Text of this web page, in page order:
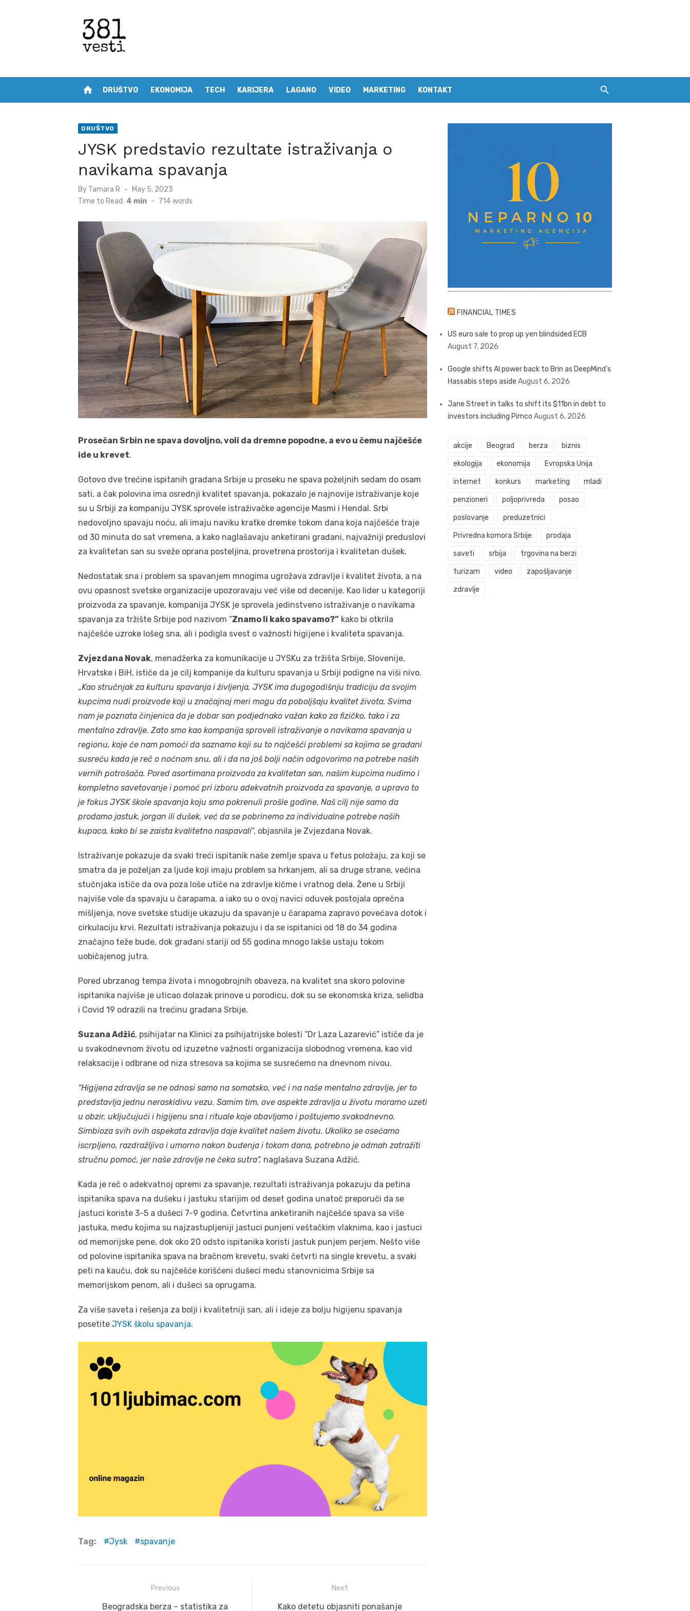
home DRUŠTVO EKONOMIJA TECH KARIJERA LAGANO VIDEO MARKETING KONTAKT
DRUŠTVO
JYSK predstavio rezultate istraživanja o
navikama spavanja
By Tamara R
Posted
on
May 5, 2023
Time to Read: 4 min - 714 words
Prosečan Srbin ne spava dovoljno, voli da dremne popodne, a evo u čemu najčešće
ide u krevet.
Gotovo dve trećine ispitanih građana Srbije u proseku ne spava poželjnih sedam do osam
sati, a čak polovina ima osrednji kvalitet spavanja, pokazalo je najnovije istraživanje koje
su u Srbiji za kompaniju JYSK sprovele istraživačke agencije Masmi i Hendal. Srbi
nedovoljno spavaju noću, ali imaju naviku kratke dremke tokom dana koja najčešće traje
od 30 minuta do sat vremena, a kako naglašavaju anketirani građani, najvažniji preduslovi
za kvalitetan san su sveže oprana posteljina, provetrena prostorija i kvalitetan dušek.
Nedostatak sna i problem sa spavanjem mnogima ugrožava zdravlje i kvalitet života, a na
ovu opasnost svetske organizacije upozoravaju već više od decenije. Kao lider u kategoriji
proizvoda za spavanje, kompanija JYSK je sprovela jedinstveno istraživanje o navikama
spavanja za tržište Srbije pod nazivom “Znamo li kako spavamo?” kako bi otkrila
najčešće uzroke lošeg sna, ali i podigla svest o važnosti higijene i kvaliteta spavanja.
Zvjezdana Novak, menadžerka za komunikacije u JYSKu za tržišta Srbije, Slovenije,
Hrvatske i BiH, ističe da je cilj kompanije da kulturu spavanja u Srbiji podigne na viši nivo.
„Kao stručnjak za kulturu spavanja i življenja, JYSK ima dugogodišnju tradiciju da svojim
kupcima nudi proizvode koji u značajnoj meri mogu da poboljšaju kvalitet života. Svima
nam je poznata činjenica da je dobar san podjednako važan kako za fizičko, tako i za
mentalno zdravlje. Zato smo kao kompanija sproveli istraživanje o navikama spavanja u
regionu, koje će nam pomoći da saznamo koji su to najčešći problemi sa kojima se građani
susreću kada je reč o noćnom snu, ali i da na još bolji način odgovorimo na potrebe naših
vernih potrošača. Pored asortimana proizvoda za kvalitetan san, našim kupcima nudimo i
kompletno savetovanje i pomoć pri izboru adekvatnih proizvoda za spavanje, a upravo to
je fokus JYSK škole spavanja koju smo pokrenuli prošle godine. Naš cilj nije samo da
prodamo jastuk, jorgan ili dušek, već da se pobrinemo za individualne potrebe naših
kupaca, kako bi se zaista kvalitetno naspavali“, objasnila je Zvjezdana Novak.
Istraživanje pokazuje da svaki treći ispitanik naše zemlje spava u fetus položaju, za koji se
smatra da je poželjan za ljude koji imaju problem sa hrkanjem, ali sa druge strane, većina
stučnjaka ističe da ova poza loše utiče na zdravlje kičme i vratnog dela. Žene u Srbiji
najviše vole da spavaju u čarapama, a iako su o ovoj navici oduvek postojala oprečna
mišljenja, nove svetske studije ukazuju da spavanje u čarapama zapravo povećava dotok i
cirkulaciju krvi. Rezultati istraživanja pokazuju i da se ispitanici od 18 do 34 godina
značajno teže bude, dok građani stariji od 55 godina mnogo lakše ustaju tokom
uobičajenog jutra.
Pored ubrzanog tempa života i mnogobrojnih obaveza, na kvalitet sna skoro polovine
ispitanika najviše je uticao dolazak prinove u porodicu, dok su se ekonomska kriza, selidba
i Covid 19 odrazili na trećinu građana Srbije.
Suzana Adžić, psihijatar na Klinici za psihijatrijske bolesti “Dr Laza Lazarević” ističe da je
u svakodnevnom životu od izuzetne važnosti organizacija slobodnog vremena, kao vid
relaksacije i odbrane od niza stresova sa kojima se susrećemo na dnevnom nivou.
“Higijena zdravlja se ne odnosi samo na somatsko, već i na naše mentalno zdravlje, jer to
predstavlja jednu neraskidivu vezu. Samim tim, ove aspekte zdravlja u životu moramo uzeti
u obzir, uključujući i higijenu sna i rituale koje obavljamo i poštujemo svakodnevno.
Simbioza svih ovih aspekata zdravlja daje kvalitet našem životu. Ukoliko se osećamo
iscrpljeno, razdražljivo i umorno nakon buđenja i tokom dana, potrebno je odmah zatražiti
stručnu pomoć, jer naše zdravlje ne čeka sutra”, naglašava Suzana Adžić.
Kada je reč o adekvatnoj opremi za spavanje, rezultati istraživanja pokazuju da petina
ispitanika spava na dušeku i jastuku starijim od deset godina unatoč preporuči da se
jastuci koriste 3-5 a dušeci 7-9 godina. Četvrtina anketiranih najčešće spava sa više
jastuka, među kojima su najzastupljeniji jastuci punjeni veštačkim vlaknima, kao i jastuci
od memorijske pene, dok oko 20 odsto ispitanika koristi jastuk punjem perjem. Nešto više
od polovine ispitanika spava na bračnom krevetu, svaki četvrti na single krevetu, a svaki
peti na kauču, dok su najčešće korišćeni dušeci među stanovnicima Srbije sa
memorijskom penom, ali i dušeci sa oprugama.
Za više saveta i rešenja za bolji i kvalitetniji san, ali i ideje za bolju higijenu spavanja
posetite JYSK školu spavanja.
Tag: Jysk spavanje
navigation
Previous
Previous
Beogradska berza – statistika za
Next
Next
Kako detetu objasniti ponašanje
FINANCIAL TIMES
US euro sale to prop up yen blindsided ECB
August 7, 2026
Google shifts AI power back to Brin as DeepMind’s
Hassabis steps aside August 6, 2026
Jane Street in talks to shift its $11bn in debt to
investors including Pimco August 6, 2026
akcije Beograd berza biznis
ekologija ekonomija Evropska Unija
internet konkurs marketing mladi
penzioneri poljoprivreda posao
poslovanje preduzetnici
Privredna komora Srbije prodaja
saveti srbija trgovina na berzi
turizam video zapošljavanje
zdravlje